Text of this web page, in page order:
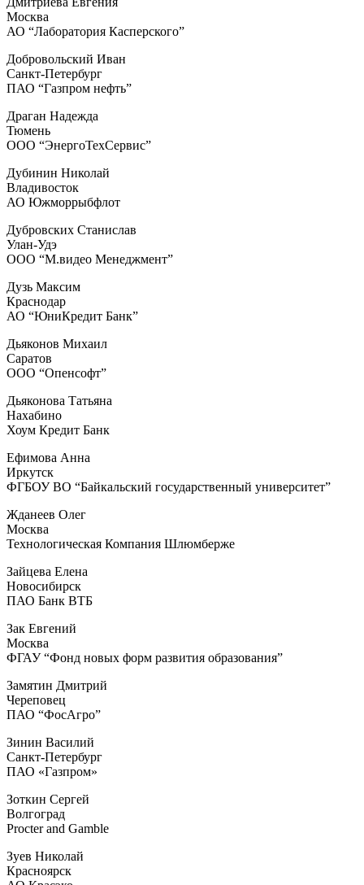
Москва
АО “Лаборатория Касперского”
Добровольский Иван
Санкт-Петербург
ПАО “Газпром нефть”
Драган Надежда
Тюмень
ООО “ЭнергоТехСервис”
Дубинин Николай
Владивосток
АО Южморрыбфлот
Дубровских Станислав
Улан-Удэ
ООО “М.видео Менеджмент”
Дузь Максим
Краснодар
АО “ЮниКредит Банк”
Дьяконов Михаил
Саратов
ООО “Опенсофт”
Дьяконова Татьяна
Нахабино
Хоум Кредит Банк
Ефимова Анна
Иркутск
ФГБОУ ВО “Байкальский государственный университет”
Жданеев Олег
Москва
Технологическая Компания Шлюмберже
Зайцева Елена
Новосибирск
ПАО Банк ВТБ
Зак Евгений
Москва
ФГАУ “Фонд новых форм развития образования”
Замятин Дмитрий
Череповец
ПАО “ФосАгро”
Зинин Василий
Санкт-Петербург
ПАО «Газпром»
Зоткин Сергей
Волгоград
Procter and Gamble
Зуев Николай
Красноярск